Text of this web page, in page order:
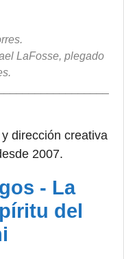
LaFosse, plegado
dirección creativa
2007.
- La
del